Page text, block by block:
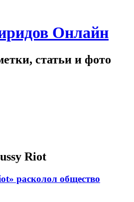
Онлайн
статьи и фото
Riot
расколол общество